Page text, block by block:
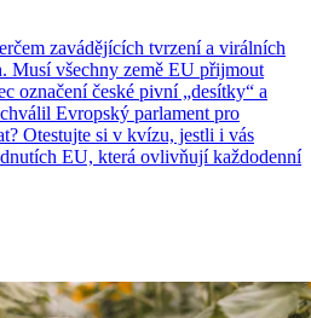
zavádějících tvrzení a virálních
Musí všechny země EU přijmout
označení české pivní „desítky“ a
Evropský parlament pro
Otestujte si v kvízu, jestli i vás
EU, která ovlivňují každodenní